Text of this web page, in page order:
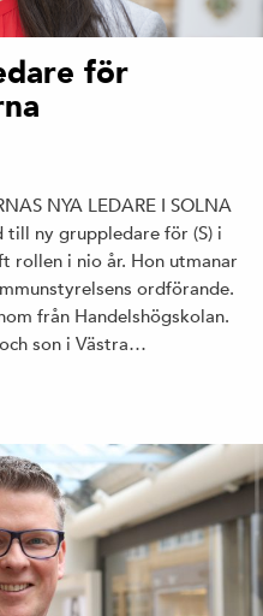
för
NYA LEDARE I SOLNA
till ny gruppledare för (S) i
rollen i nio år. Hon utmanar
ordförande.
från Handelshögskolan.
son i Västra…